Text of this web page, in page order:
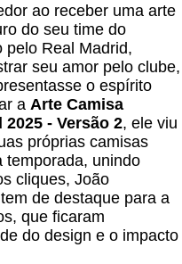
ao receber uma arte
do seu time do
pelo Real Madrid,
seu amor pelo clube,
o espírito
a Arte Camisa
- Versão 2, ele viu
próprias camisas
temporada, unindo
cliques, João
de destaque para a
que ficaram
do design e o impacto